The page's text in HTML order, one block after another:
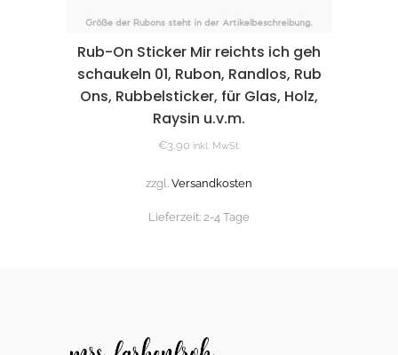
Rub-On Sticker Mir reichts ich geh
schaukeln 01, Rubon, Randlos, Rub
Ons, Rubbelsticker, für Glas, Holz,
Raysin u.v.m.
€3,90 inkl. MwSt.
zzgl. Versandkosten
Lieferzeit: 2-4 Tage